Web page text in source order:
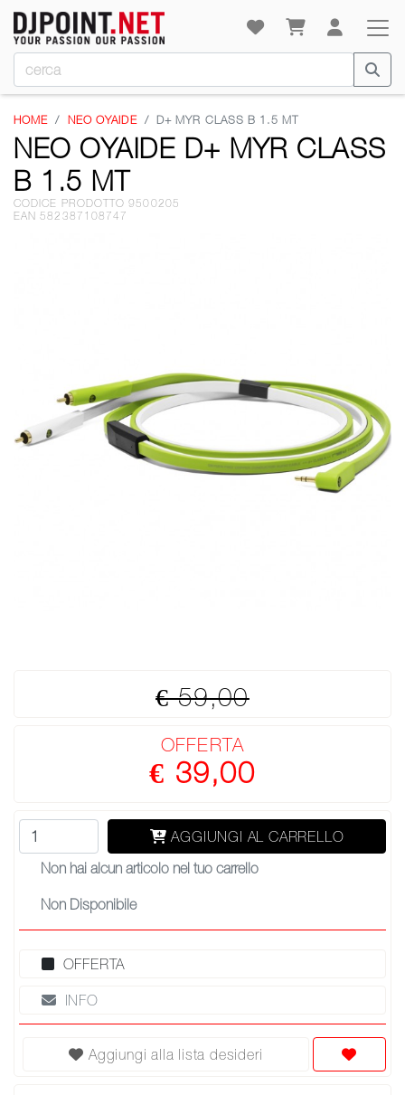
HOME NEO OYAIDE D+ MYR CLASS B 1.5 MT
NEO OYAIDE D+ MYR CLASS
B 1.5 MT
CODICE PRODOTTO 9500205
EAN 582387108747
€ 59,00
OFFERTA
€ 39,00
AGGIUNGI AL CARRELLO
Non hai alcun articolo nel tuo carrello
Non Disponibile
OFFERTA
INFO
Aggiungi alla lista desideri